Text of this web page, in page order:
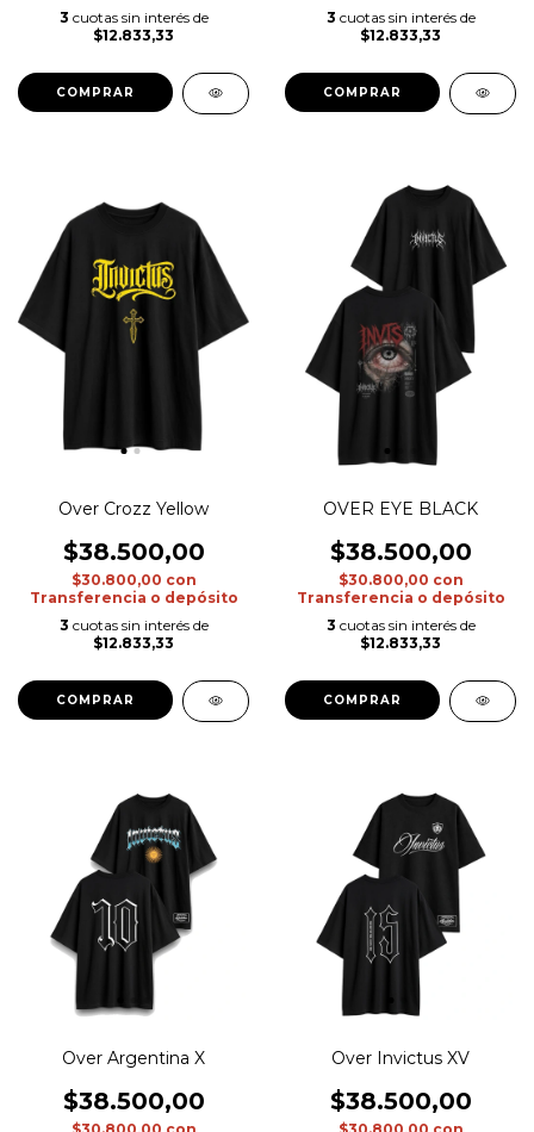
3 cuotas sin interés de
$12.833,33
COMPRAR
3 cuotas sin interés de
$12.833,33
COMPRAR
Over Crozz Yellow
$38.500,00
$30.800,00 con
Transferencia o depósito
3 cuotas sin interés de
$12.833,33
COMPRAR
OVER EYE BLACK
$38.500,00
$30.800,00 con
Transferencia o depósito
3 cuotas sin interés de
$12.833,33
COMPRAR
Over Argentina X
$38.500,00
$30.800,00 con
Over Invictus XV
$38.500,00
$30.800,00 con